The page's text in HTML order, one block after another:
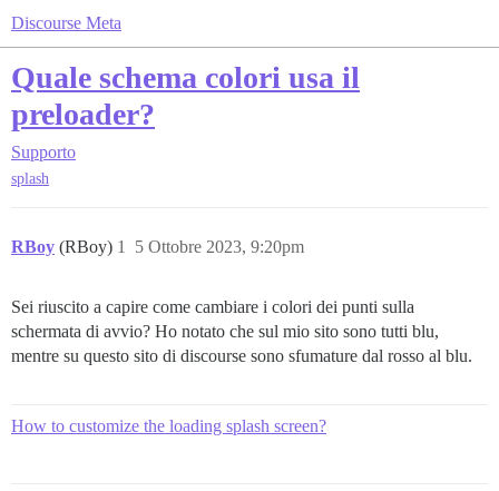
Discourse Meta
Quale schema colori usa il
preloader?
Supporto
splash
RBoy (RBoy) 5 Ottobre 2023, 9:20pm
1
Sei riuscito a capire come cambiare i colori dei punti sulla
schermata di avvio? Ho notato che sul mio sito sono tutti blu,
mentre su questo sito di discourse sono sfumature dal rosso al blu.
How to customize the loading splash screen?